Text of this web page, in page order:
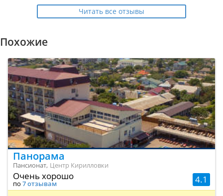
Читать все отзывы
Похожие
Панорама
Пансионат, Центр Кирилловки
4.1
Очень хорошо
по 7 отзывам